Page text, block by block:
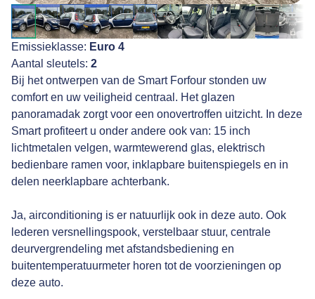
Emissieklasse: Euro 4
Aantal sleutels: 2
Bij het ontwerpen van de Smart Forfour stonden uw
comfort en uw veiligheid centraal. Het glazen
panoramadak zorgt voor een onovertroffen uitzicht. In deze
Smart profiteert u onder andere ook van: 15 inch
lichtmetalen velgen, warmtewerend glas, elektrisch
bedienbare ramen voor, inklapbare buitenspiegels en in
delen neerklapbare achterbank.
Ja, airconditioning is er natuurlijk ook in deze auto. Ook
lederen versnellingspook, verstelbaar stuur, centrale
deurvergrendeling met afstandsbediening en
buitentemperatuurmeter horen tot de voorzieningen op
deze auto.